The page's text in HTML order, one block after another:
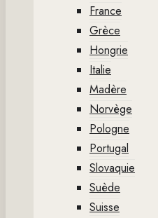
France
Grèce
Hongrie
Italie
Madère
Norvège
Pologne
Portugal
Slovaquie
Suède
Suisse